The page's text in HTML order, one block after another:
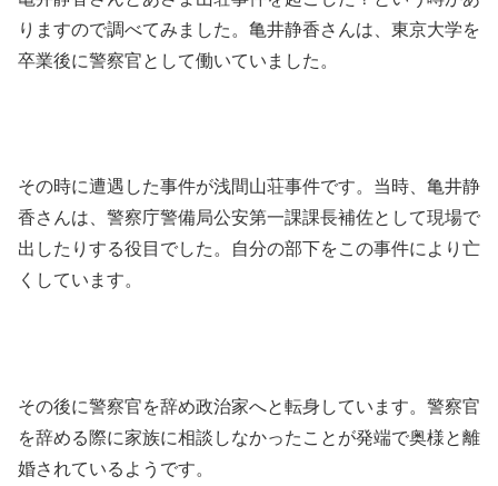
りますので調べてみました。亀井静香さんは、東京大学を
卒業後に警察官として働いていました。
その時に遭遇した事件が浅間山荘事件です。当時、亀井静
香さんは、警察庁警備局公安第一課課長補佐として現場で
出したりする役目でした。自分の部下をこの事件により亡
くしています。
その後に警察官を辞め政治家へと転身しています。警察官
を辞める際に家族に相談しなかったことが発端で奥様と離
婚されているようです。